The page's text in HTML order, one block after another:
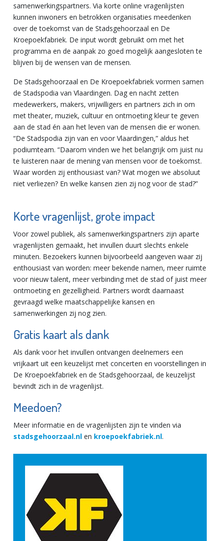
samenwerkingspartners. Via korte online vragenlijsten
kunnen inwoners en betrokken organisaties meedenken
over de toekomst van de Stadsgehoorzaal en De
Kroepoekfabriek. De input wordt gebruikt om met het
programma en de aanpak zo goed mogelijk aangesloten te
blijven bij de wensen van de mensen.
De Stadsgehoorzaal en De Kroepoekfabriek vormen samen
de Stadspodia van Vlaardingen. Dag en nacht zetten
medewerkers, makers, vrijwilligers en partners zich in om
met theater, muziek, cultuur en ontmoeting kleur te geven
aan de stad én aan het leven van de mensen die er wonen.
“De Stadspodia zijn van en voor Vlaardingen,” aldus het
podiumteam. “Daarom vinden we het belangrijk om juist nu
te luisteren naar de mening van mensen voor de toekomst.
Waar worden zij enthousiast van? Wat mogen we absoluut
niet verliezen? En welke kansen zien zij nog voor de stad?”
Korte vragenlijst, grote impact
Voor zowel publiek, als samenwerkingspartners zijn aparte
vragenlijsten gemaakt, het invullen duurt slechts enkele
minuten. Bezoekers kunnen bijvoorbeeld aangeven waar zij
enthousiast van worden: meer bekende namen, meer ruimte
voor nieuw talent, meer verbinding met de stad of juist meer
ontmoeting en gezelligheid. Partners wordt daarnaast
gevraagd welke maatschappelijke kansen en
samenwerkingen zij nog zien.
Gratis kaart als dank
Als dank voor het invullen ontvangen deelnemers een
vrijkaart uit een keuzelijst met concerten en voorstellingen in
De Kroepoekfabriek en de Stadsgehoorzaal, de keuzelijst
bevindt zich in de vragenlijst.
Meedoen?
Meer informatie en de vragenlijsten zijn te vinden via
stadsgehoorzaal.nl en kroepoekfabriek.nl.